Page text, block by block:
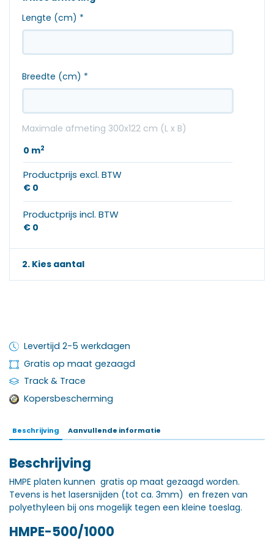
Lengte (cm) *
Breedte (cm) *
Maximale afmeting 300x122 cm (L x B)
0 m2
Productprijs excl. BTW
€ 0
Productprijs incl. BTW
€ 0
2. Kies aantal
Levertijd 2-5 werkdagen
Gratis op maat gezaagd
Track & Trace
Kopersbescherming
Beschrijving Aanvullende informatie
Beschrijving
HMPE platen kunnen gratis op maat gezaagd worden.
Tevens is het lasersnijden (tot ca. 3mm) en frezen van
polyethyleen bij ons mogelijk tegen een kleine toeslag.
HMPE-500/1000